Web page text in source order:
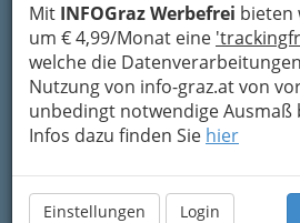
Mit INFOGraz Werbefrei bieten
um € 4,99/Monat eine
welche die
Nutzung von info-graz.at von
unbedingt notwendige Ausmaß
Infos dazu finden Sie hier
Einstellungen Login
Bars
Bierlokale und
Wirtshausbrauereien
Umgebung